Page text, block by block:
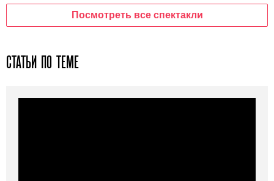
Посмотреть все спектакли
СТАТЬИ ПО ТЕМЕ